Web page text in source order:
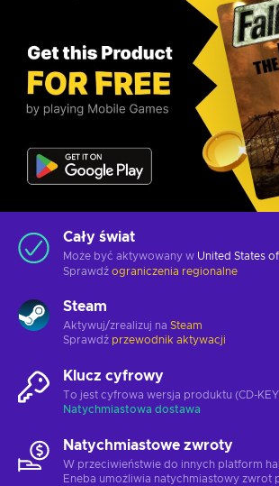
Cały świat
Może być aktywowany w United States
Sprawdź ograniczenia regionalne
Steam
Aktywuj/zrealizuj na Steam
Sprawdź przewodnik aktywacji
Klucz cyfrowy
To jest cyfrowa wersja produktu (CD-
Natychmiastowa dostawa
Natychmiastowe zwroty
W przeciwieństwie do innych platform
Eneba umożliwia natychmiastowy zwrot